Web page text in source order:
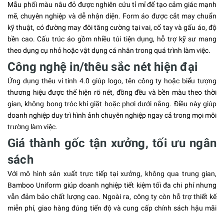
Mẫu phối màu nâu đỏ được nghiên cứu tỉ mỉ để tạo cảm giác mạnh
mẽ, chuyên nghiệp và dễ nhận diện. Form áo được cắt may chuẩn
kỹ thuật, có đường may đôi tăng cường tại vai, cổ tay và gấu áo, độ
bền cao. Cấu trúc áo gồm nhiều túi tiện dụng, hỗ trợ kỹ sư mang
theo dụng cụ nhỏ hoặc vật dụng cá nhân trong quá trình làm việc.
Công nghệ in/thêu sắc nét hiện đại
Ứng dụng thêu vi tính 4.0 giúp logo, tên công ty hoặc biểu tượng
thương hiệu được thể hiện rõ nét, đồng đều và bền màu theo thời
gian, không bong tróc khi giặt hoặc phơi dưới nắng. Điều này giúp
doanh nghiệp duy trì hình ảnh chuyên nghiệp ngay cả trong mọi môi
trường làm việc.
Giá thành gốc tận xưởng, tối ưu ngân
sách
Với mô hình sản xuất trực tiếp tại xưởng, không qua trung gian,
Bamboo Uniform giúp doanh nghiệp tiết kiệm tối đa chi phí nhưng
vẫn đảm bảo chất lượng cao. Ngoài ra, công ty còn hỗ trợ thiết kế
miễn phí, giao hàng đúng tiến độ và cung cấp chính sách hậu mãi